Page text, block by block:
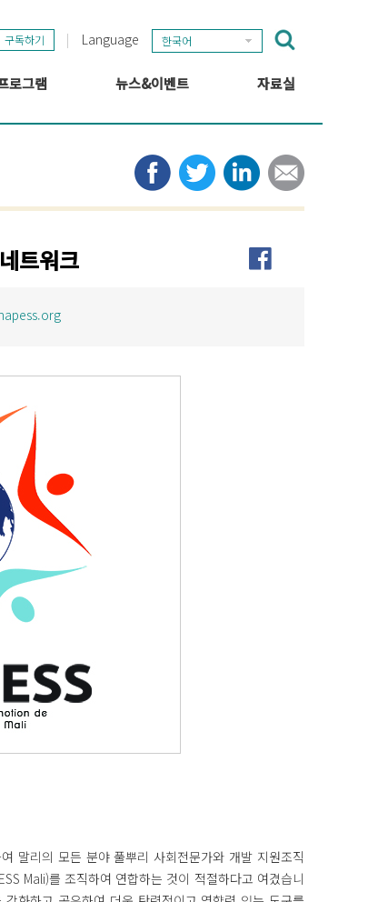
구독하기 Language 한국어
로그램 뉴스&이벤트
타임라인
자료실
뉴스레터
미디어
트워크
말리의 모든 분야 풀뿌리 사회전문가와 개발 지원조직
Mali)를 조직하여 연합하는 것이 적절하다고 여겼습니